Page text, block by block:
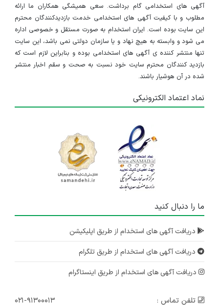
آگهی های استخدامی گام برداشت. سعی همیشگی همکاران ما ارائه
مطلوب و با کیفیت آگهی های استخدامی خدمت بازدیدکنندگان محترم
این سایت بوده است. ایران استخدام به صورت مستقل و خصوصی اداره
می شود و وابسته به هیچ نهاد و یا سازمان دولتی نمی باشد، این سایت
تنها منتشر کننده ی آگهی های استخدامی بوده و بنابراین لازم است که
بازدید کنندگان محترم سایت خود نسبت به صحت و سقم اخبار منتشر
شده در آن هوشیار باشند.
نماد اعتماد الکترونیکی
ما را دنبال کنید
دریافت آگهی های استخدام از طریق اپلیکیشن
دریافت آگهی های استخدام از طریق تلگرام
دریافت آگهی های استخدام از طریق اینستاگرام
تلفن تماس : ۰۲۱-۹۱۳۰۰۰۱۳